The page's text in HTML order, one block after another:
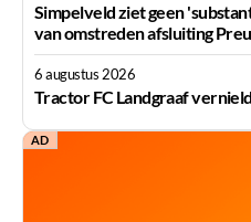
Simpelveld ziet geen
van omstreden afsluiting
6 augustus 2026
Tractor FC Landgraaf
AD